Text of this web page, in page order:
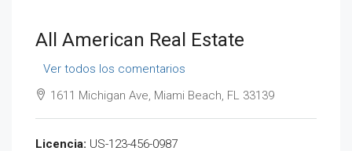
All American Real Estate
Ver todos los comentarios
1611 Michigan Ave, Miami Beach, FL 33139
Licencia: US-123-456-0987